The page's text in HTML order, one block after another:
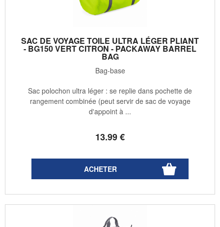
SAC DE VOYAGE TOILE ULTRA LÉGER PLIANT
- BG150 VERT CITRON - PACKAWAY BARREL
BAG
Bag-base
13.99€
Sac polochon ultra léger : se replie dans pochette de
rangement combinée (peut servir de sac de voyage
d'appoint à ...